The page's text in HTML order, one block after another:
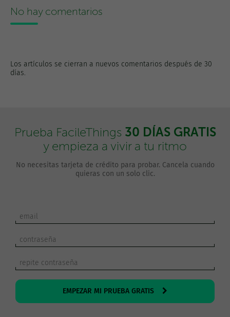
No hay comentarios
Los artículos se cierran a nuevos comentarios después de 30
días.
Prueba FacileThings 30 DÍAS GRATIS
y empieza a vivir a tu ritmo
No necesitas tarjeta de crédito para probar. Cancela cuando
quieras con un solo clic.